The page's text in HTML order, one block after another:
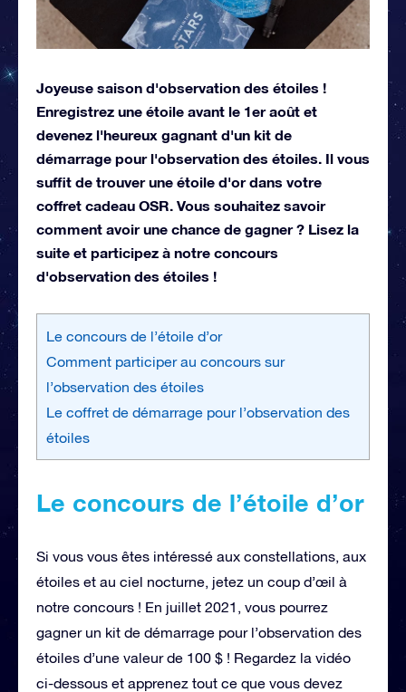
Joyeuse saison d'observation des étoiles !
Enregistrez une étoile avant le 1er août et
devenez l'heureux gagnant d'un kit de
démarrage pour l'observation des étoiles. Il vous
suffit de trouver une étoile d'or dans votre
coffret cadeau OSR. Vous souhaitez savoir
comment avoir une chance de gagner ? Lisez la
suite et participez à notre concours
d'observation des étoiles !
Le concours de l’étoile d’or
Comment participer au concours sur
l’observation des étoiles
Le coffret de démarrage pour l’observation des
étoiles
Le concours de l’étoile d’or
Si vous vous êtes intéressé aux constellations, aux
étoiles et au ciel nocturne, jetez un coup d’œil à
notre concours ! En juillet 2021, vous pourrez
gagner un kit de démarrage pour l’observation des
étoiles d’une valeur de 100 $ ! Regardez la vidéo
ci-dessous et apprenez tout ce que vous devez